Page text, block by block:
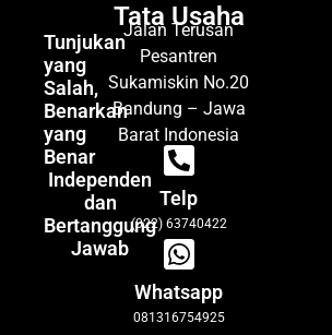
Tunjukan
yang
Salah,
Benarkan
yang
Benar
Independen
dan
Bertanggung
Jawab
Tata Usaha
Jalan Terusan
Pesantren
Sukamiskin No.20
Bandung – Jawa
Barat Indonesia
Telp
(022) 63740422
Whatsapp
081316754925